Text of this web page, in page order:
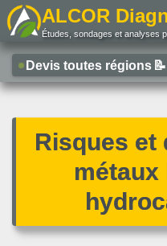
au
contenu
ALCOR
Études, sondages et analyses
Devis toutes régions 📝
Risques et
métaux